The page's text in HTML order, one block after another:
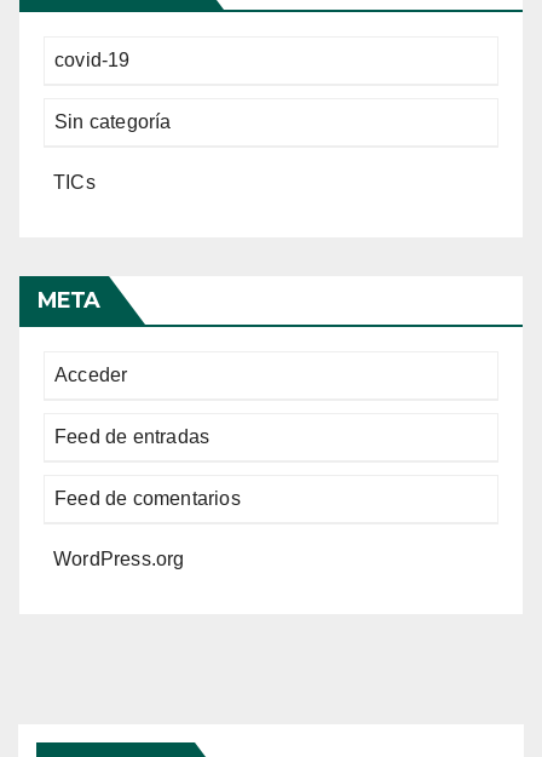
covid-19
Sin categoría
TICs
META
Acceder
Feed de entradas
Feed de comentarios
WordPress.org